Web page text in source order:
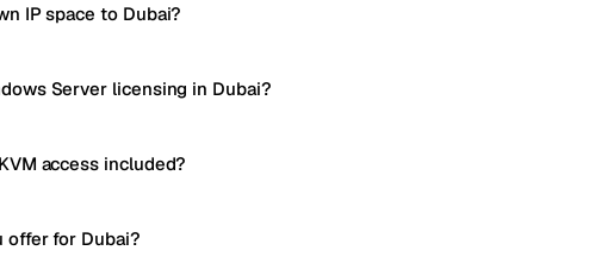
IP space to Dubai?
Server licensing in Dubai?
access included?
offer for Dubai?